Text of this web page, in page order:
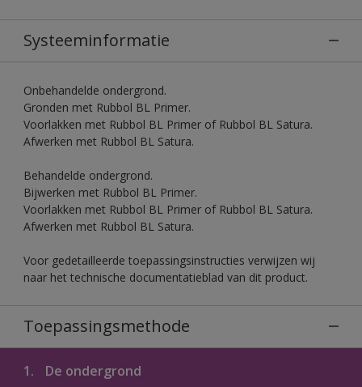
Systeeminformatie
Onbehandelde ondergrond.
Gronden met Rubbol BL Primer.
Voorlakken met Rubbol BL Primer of Rubbol BL Satura.
Afwerken met Rubbol BL Satura.
Behandelde ondergrond.
Bijwerken met Rubbol BL Primer.
Voorlakken met Rubbol BL Primer of Rubbol BL Satura.
Afwerken met Rubbol BL Satura.
Voor gedetailleerde toepassingsinstructies verwijzen wij
naar het technische documentatieblad van dit product.
Toepassingsmethode
1. De ondergrond